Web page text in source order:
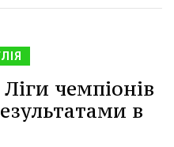
чемпіонів
в